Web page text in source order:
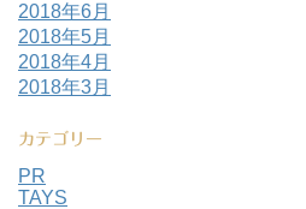
2018年6月
2018年5月
2018年4月
2018年3月
カテゴリー
PR
TAYS